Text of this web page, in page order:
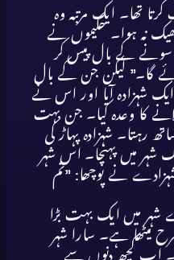
تھا۔ ایک مرتبہ وہ
نہ ہوا۔ حکیموں نے
سونے کے بال پیس کر
گا۔” لیکن جن کے بال
شہزادہ آیا اور اس نے
کا وعدہ کیا۔ جن بہت
رہتا۔ شہزادہ پہاڑ کی
شہر میں پہنچا۔ اس شہر
نے پوچھا: ”تم
میں ایک بہت بڑا
میٹھا ہے۔ سارا شہر
اب کچھ دنوں سے